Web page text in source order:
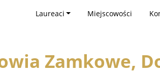
Laureaci Miejscowości
Zamkowe,